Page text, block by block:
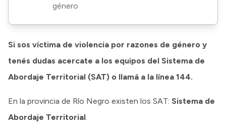
género
Si sos víctima de violencia por razones de género y
tenés dudas acercate a los equipos del Sistema de
Abordaje Territorial (SAT) o llamá a la línea 144.
En la provincia de Río Negro existen los SAT: Sistema de
Abordaje Territorial.